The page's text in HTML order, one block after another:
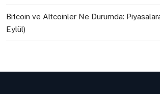
Bitcoin ve Altcoinler Ne Durumda:
Eylül)